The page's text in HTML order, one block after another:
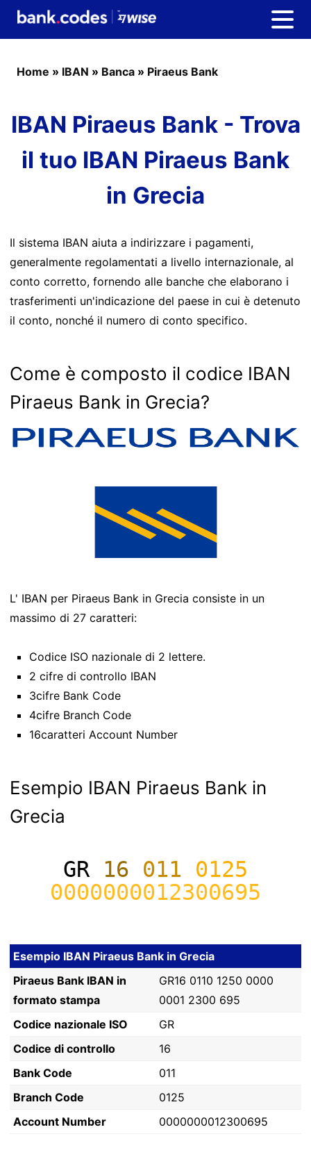
Home » IBAN » Banca » Piraeus Bank
IBAN Piraeus Bank - Trova
il tuo IBAN Piraeus Bank
in Grecia
Il sistema IBAN aiuta a indirizzare i pagamenti,
generalmente regolamentati a livello internazionale, al
conto corretto, fornendo alle banche che elaborano i
trasferimenti un'indicazione del paese in cui è detenuto
il conto, nonché il numero di conto specifico.
Come è composto il codice IBAN
Piraeus Bank in Grecia?
L' IBAN per Piraeus Bank in Grecia consiste in un
massimo di 27 caratteri:
Codice ISO nazionale di 2 lettere.
2 cifre di controllo IBAN
3cifre Bank Code
4cifre Branch Code
16caratteri Account Number
Esempio IBAN Piraeus Bank in
Grecia
GR 16 011 0125
0000000012300695
Esempio IBAN Piraeus Bank in Grecia
Piraeus Bank IBAN in
formato stampa
GR16 0110 1250 0000
0001 2300 695
Codice nazionale ISO
GR
Codice di controllo
16
Bank Code
011
Branch Code
0125
Account Number
0000000012300695